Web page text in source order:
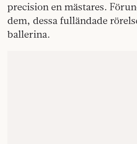
precision en mästares.
dem, dessa fulländade
ballerina.